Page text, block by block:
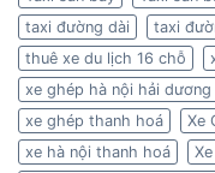
taxi đường dài
taxi
thuê xe du lịch 16 chỗ
xe ghép hà nội hải dương
xe ghép thanh hoá
Xe
xe hà nội thanh hoá